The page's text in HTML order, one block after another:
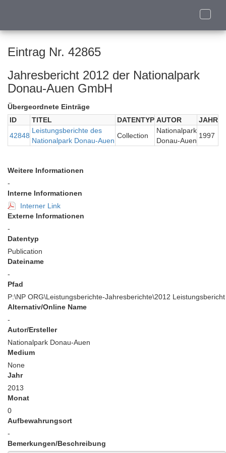
Toggle
Eintrag Nr. 42865
Jahresbericht 2012 der Nationalpark
Donau-Auen GmbH
Übergeordnete Einträge
ID
TITEL DATENTYP AUTOR
JAHR
42848
Leistungsberichte des
Nationalpark Donau-Auen
Collection
Nationalpark
Donau-Auen
1997
Weitere Informationen
-
Interne Informationen
Interner Link
Externe Informationen
-
Datentyp
Publication
Dateiname
-
Pfad
P:\NP ORG\Leistungsberichte-Jahresberichte\2012 Leistungsbericht
Alternativ/Online Name
-
Autor/Ersteller
Nationalpark Donau-Auen
Medium
None
Jahr
2013
Monat
0
Aufbewahrungsort
-
Bemerkungen/Beschreibung